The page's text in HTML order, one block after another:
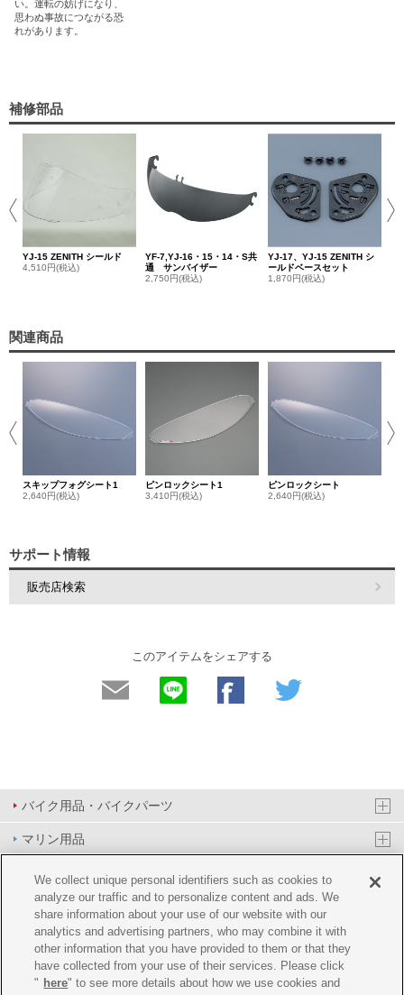
い。運転の妨げになり、
思わぬ事故につながる恐
れがあります。
補修部品
YJ-15 ZENITH シールド
4,510円(税込)
YF-7,YJ-16・15・14・S共
通 サンバイザー
2,750円(税込)
YJ-17、YJ-15 ZENITH シ
ールドベースセット
1,870円(税込)
関連商品
スキップフォグシート1
2,640円(税込)
ピンロックシート1
3,410円(税込)
ピンロックシート
2,640円(税込)
サポート情報
販売店検索
このアイテムをシェアする
バイク用品・バイクパーツ
マリン用品
PAS/YPJ用品
その他用品
イベント&エンターテイメント
オンラインショップ
We collect unique personal identifiers such as cookies to
analyze our traffic and to personalize content and ads. We
share information about your use of our website with our
analytics and advertising partners, who may combine it with
other information that you have provided to them or that they
have collected from your use of their services. Please click
" here" to see more details about how we use cookies and